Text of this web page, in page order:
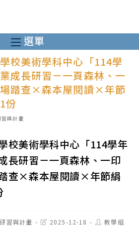
選單
校美術學科中心「114學
成長研習－一頁森林、一
踏查×森本屋閱讀×年節
份
習與計畫
校美術學科中心「114學年
長研習－一頁森林、一印
查×森本屋閱讀×年節絹
習與計畫
Post2025-12-18
Post教學組